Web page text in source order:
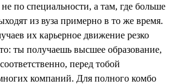
не по специальности, а там, где больше
из вуза примерно в то же время.
их карьерное движение резко
ты получаешь высшее образование,
перед тобой
компаний. Для полного комбо